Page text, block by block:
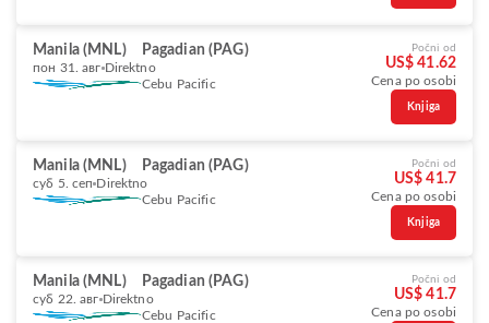
Manila (MNL) Pagadian (PAG)
пон 31. авг Direktno
Cebu Pacific
Počni od
US$ 41.62
Cena po osobi
Knjiga
Manila (MNL) Pagadian (PAG)
суб 5. сеп Direktno
Cebu Pacific
Počni od
US$ 41.7
Cena po osobi
Knjiga
Manila (MNL) Pagadian (PAG)
суб 22. авг Direktno
Cebu Pacific
Počni od
US$ 41.7
Cena po osobi